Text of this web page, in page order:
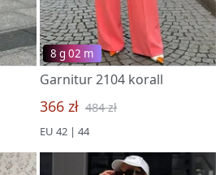
8 g 02 m
Garnitur 2104 korall
366 zł 484 zł
EU 42 | 44